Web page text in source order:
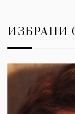
ИЗБРАНИ